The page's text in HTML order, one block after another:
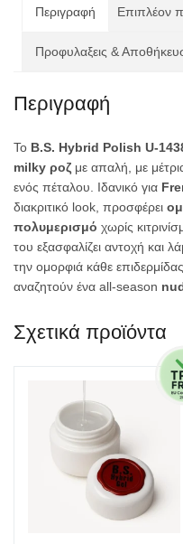
Περιγραφή Επιπλέον
Προφυλαξεις &
Περιγραφή
Το B.S. Hybrid Polish U-
milky ροζ με απαλή, με
ενός πέταλου. Ιδανικό για
διακριτικό look, προσφέρει
πολυμερισμό χωρίς
του εξασφαλίζει αντοχή και
την ομορφιά κάθε
αναζητούν ένα all-season
Σχετικά προϊόντα